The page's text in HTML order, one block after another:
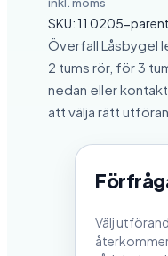
SKU:11 0205-parent
Överfall Låsbygel
2 tums rör, för 3
nedan eller
att välja rätt
Välj